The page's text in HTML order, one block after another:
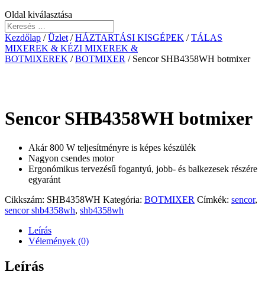
Oldal kiválasztása
Kezdőlap /Üzlet /HÁZTARTÁSI KISGÉPEK /TÁLAS
MIXEREK & KÉZI MIXEREK &
BOTMIXEREK /BOTMIXER / Sencor SHB4358WH botmixer
Sencor SHB4358WH botmixer
Akár 800 W teljesítményre is képes készülék
Nagyon csendes motor
Ergonómikus tervezésű fogantyú, jobb- és balkezesek részére
egyaránt
Cikkszám: SHB4358WH Kategória: BOTMIXER Címkék: sencor,
sencor shb4358wh, shb4358wh
Leírás
Vélemények (0)
Leírás